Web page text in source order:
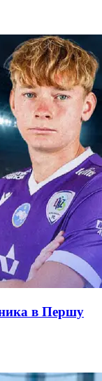
в Першу